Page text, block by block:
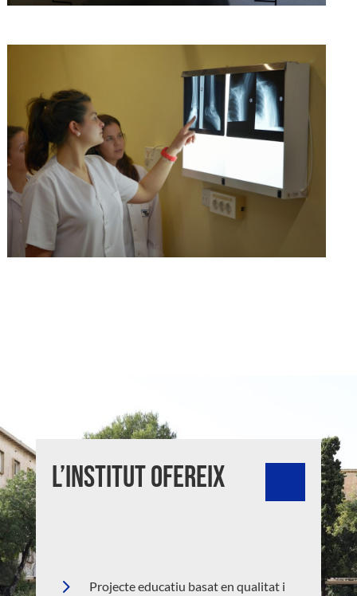
L’institut ofereix
5
Projecte educatiu basat en qualitat i